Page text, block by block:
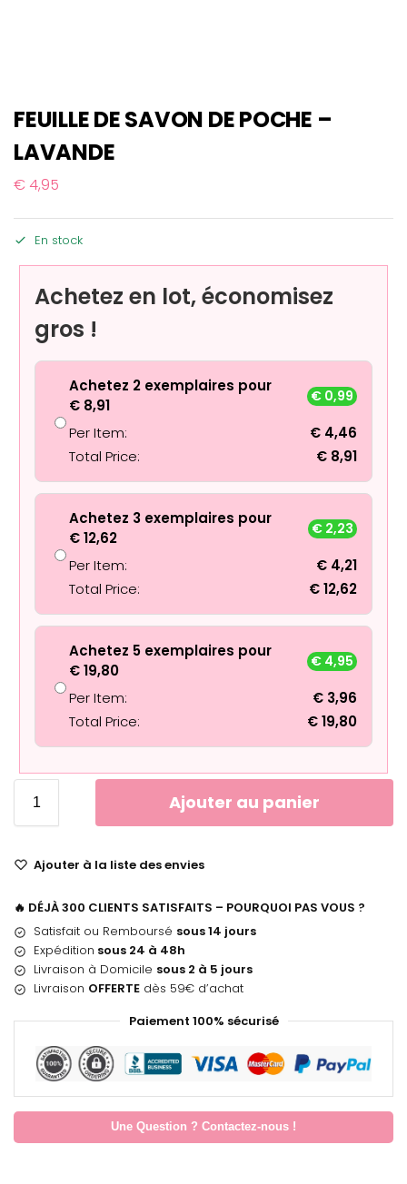
FEUILLE DE SAVON DE POCHE –
LAVANDE
€4,95
En stock
Achetez en lot, économisez
gros !
Achetez 2 exemplaires pour
€ 8,91
€ 0,99
Per Item: € 4,46
Total Price:
€ 8,91
Achetez 3 exemplaires pour
€12,62
€ 2,23
Per Item: € 4,21
Total Price:
€12,62
Achetez 5 exemplaires pour
€19,80
€ 4,95
Per Item: € 3,96
Total Price:
€19,80
Ajouter au panier
Ajouter à la liste des envies
🔥 DÉJÀ 300 CLIENTS SATISFAITS – POURQUOI PAS VOUS ?
Satisfait ou Remboursé sous 14 jours
Expédition sous 24 à 48h
Livraison à Domicile sous 2 à 5 jours
Livraison OFFERTE dès 59€ d’achat
Paiement 100% sécurisé
Une Question ? Contactez-nous !